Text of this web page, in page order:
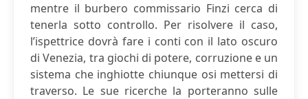
mentre il burbero commissario Finzi cerca di
tenerla sotto controllo. Per risolvere il caso,
l’ispettrice dovrà fare i conti con il lato oscuro
di Venezia, tra giochi di potere, corruzione e un
sistema che inghiotte chiunque osi mettersi di
traverso. Le sue ricerche la porteranno sulle